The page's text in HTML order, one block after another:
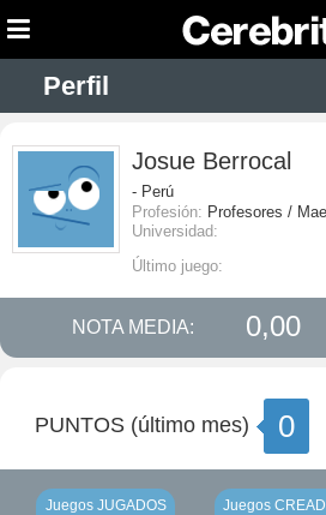
Perfil
Josue Berrocal
- Perú
Profesión: Profesores /
Universidad:
Último juego:
NOTA MEDIA: 0,00
PUNTOS (último mes) 0
Juegos JUGADOS Juegos